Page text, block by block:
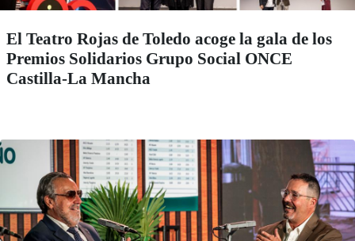
El Teatro Rojas de Toledo acoge la gala de los
Premios Solidarios Grupo Social ONCE
Castilla-La Mancha